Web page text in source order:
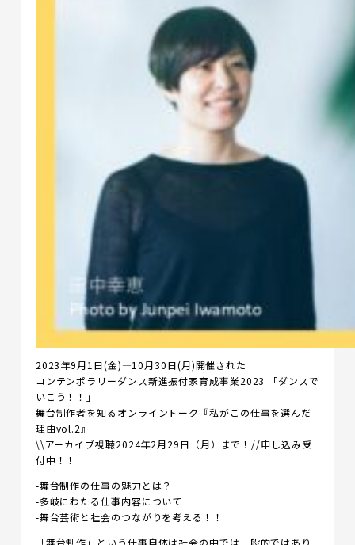
2023年9月1日(金)―10月30日(月)開催された
コンテンポラリーダンス新進振付家育成事業2023 「ダンスで
いこう！！」
舞台制作者を知るオンライントーク『私がこの仕事を選んだ
理由vol.2』
\\アーカイブ視聴2024年2月29日（月）まで！//申し込み受
付中！！
-舞台制作の仕事の魅力とは？
-多岐にわたる仕事内容について
-舞台芸術と社会のつながりを考える！！
「舞台制作」という仕事自体は社会の中では一般的ではあり